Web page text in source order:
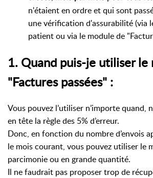
n'étaient en ordre et qui sont
une vérification d'assurabilité (via
patient ou via le module de
1. Quand puis-je utiliser le
"Factures passées" :
Vous pouvez l’utiliser n’importe quand,
en tête la règle des 5% d’erreur.
Donc, en fonction du nombre d’envois
le mois courant, vous pouvez utiliser le
parcimonie ou en grande quantité.
Il ne faudrait pas proposer trop de